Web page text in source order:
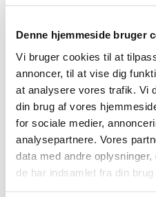
Denne hjemmeside bruger
Vi bruger cookies til at
annoncer, til at vise dig
at analysere vores trafik. Vi
din brug af vores
for sociale medier,
analysepartnere. Vores
data med andre
de har indsamlet fra din
forældre/bedsteforældre.
Der serveres brød og
10.00, hvorefter der vil
slutter vi af med
Det er gratis at deltage.